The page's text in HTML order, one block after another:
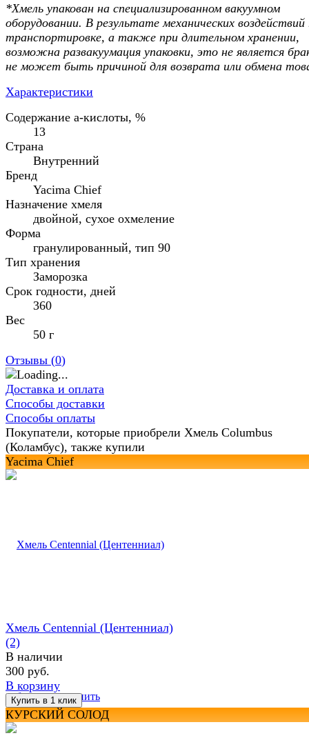
*Хмель упакован на специализированном вакуумном
оборудовании. В результате механических воздействий
транспортировке, а также при длительном хранении,
возможна развакуумация упаковки, это не является
не может быть причиной для возврата или обмена
Характеристики
Содержание а-кислоты, %
13
Страна
Внутренний
Бренд
Yacima Chief
Назначение хмеля
двойной, сухое охмеление
Форма
гранулированный, тип 90
Тип хранения
Заморозка
Срок годности, дней
360
Вес
50 г
Отзывы (0)
Доставка и оплата
Способы доставки
Способы оплаты
Покупатели, которые приобрели Хмель Columbus
(Коламбус), также купили
Yacima Chief
избранное сравнить
Хмель Centennial (Центенниал)
(2)
В наличии
300 руб.
В корзину
КУРСКИЙ СОЛОД